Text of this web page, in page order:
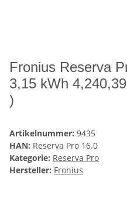
Fronius Reserva
3,15 kWh
)
Artikelnummer: 9435
HAN: Reserva Pro 16.0
Kategorie: Reserva Pro
Hersteller: Fronius